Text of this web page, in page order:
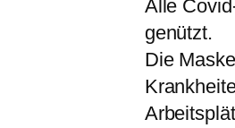
Alle
genützt.
Die